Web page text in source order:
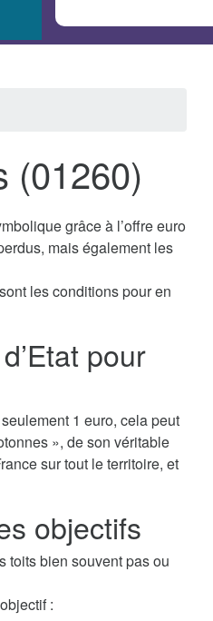
(01260)
grâce à l’offre euro
mais également les
les conditions pour en
pour
1 euro, cela peut
», de son véritable
sur tout le territoire, et
objectifs
toits bien souvent pas ou
: